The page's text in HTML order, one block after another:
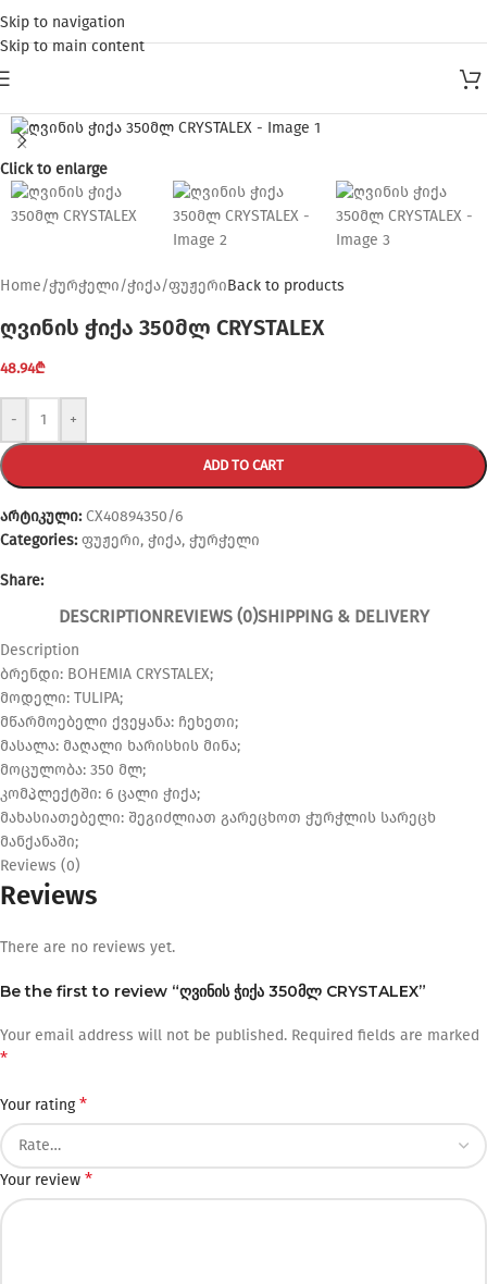
Skip to navigation
Skip to main content
Click to enlarge
Home/ჭურჭელი/ჭიქა/ფუჟერიBack to products
ღვინის ჭიქა 350მლ CRYSTALEX
48.94₾
- +
ADD TO CART
არტიკული:CX40894350/6
Categories: ფუჟერი, ჭიქა, ჭურჭელი
Share:
DESCRIPTIONREVIEWS (0)SHIPPING & DELIVERY
Description
ბრენდი: BOHEMIA CRYSTALEX;
მოდელი: TULIPA;
მწარმოებელი ქვეყანა: ჩეხეთი;
მასალა: მაღალი ხარისხის მინა;
მოცულობა: 350 მლ;
კომპლექტში: 6 ცალი ჭიქა;
მახასიათებელი: შეგიძლიათ გარეცხოთ ჭურჭლის სარეცხ
მანქანაში;
Reviews (0)
Reviews
There are no reviews yet.
Be the first to review “ღვინის ჭიქა 350მლ CRYSTALEX”
Your email address will not be published. Required fields are marked
*
Your rating *
Your review *